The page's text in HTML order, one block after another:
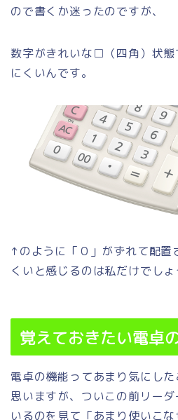
ので書くか迷ったのですが、
数字がきれいな□（四角）状態
にくいんです。
↑のように「０」がずれて配置
くいと感じるのは私だけでしょ
覚えておきたい電卓
電卓の機能ってあまり気にし
思いますが、ついこの前リー
いるのを見て「あまり使いこ